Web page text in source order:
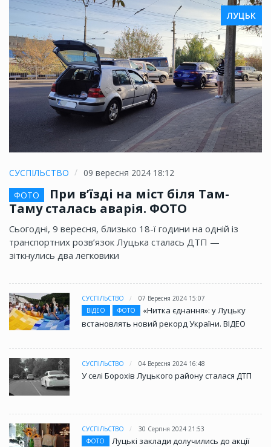
ЛУЦЬК
СУСПІЛЬСТВО
09 вересня 2024 18:12
ФОТО
При в’їзді на міст біля Там-
Таму сталась аварія. ФОТО
Сьогодні, 9 вересня, близько 18-ї години на одній із
транспортних розв’язок Луцька сталась ДТП —
зіткнулись два легковики
СУСПІЛЬСТВО
07 Вересня 2024 15:07
ВІДЕО
ФОТО
«Нитка єднання»: у Луцьку
встановлять новий рекорд України. ВІДЕО
СУСПІЛЬСТВО 04 Вересня 2024 16:48
У селі Борохів Луцького району сталася ДТП
СУСПІЛЬСТВО
30 Серпня 2024 21:53
ФОТО
Луцькі заклади долучились до акції